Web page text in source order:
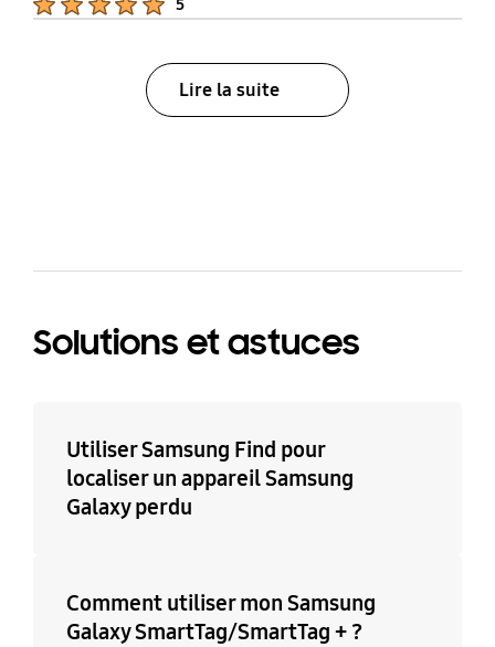
5
Lire la suite
Solutions et astuces
Utiliser Samsung Find pour
localiser un appareil Samsung
Galaxy perdu
Comment utiliser mon Samsung
Galaxy SmartTag/SmartTag + ?